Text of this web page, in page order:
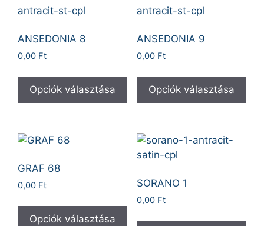
ANSEDONIA 8
0,00 Ft
Opciók választása
ANSEDONIA 9
0,00 Ft
Opciók választása
GRAF 68
0,00 Ft
Opciók választása
SORANO 1
0,00 Ft